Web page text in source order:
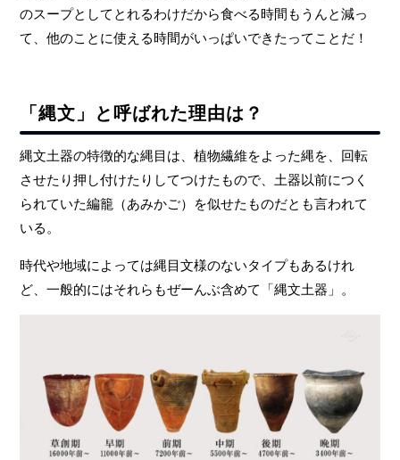
のスープとしてとれるわけだから食べる時間もうんと減っ
て、他のことに使える時間がいっぱいできたってことだ！
「縄文」と呼ばれた理由は？
縄文土器の特徴的な縄目は、植物繊維をよった縄を、回転
させたり押し付けたりしてつけたもので、土器以前につく
られていた編籠（あみかご）を似せたものだとも言われて
いる。
時代や地域によっては縄目文様のないタイプもあるけれ
ど、一般的にはそれらもぜーんぶ含めて「縄文土器」。